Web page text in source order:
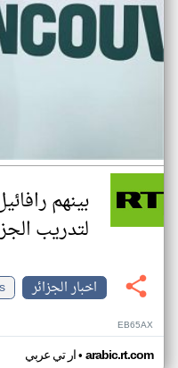
لتدريب
اخبار الجزائر
EB65AX
ار تي عربي• arabic.rt.com